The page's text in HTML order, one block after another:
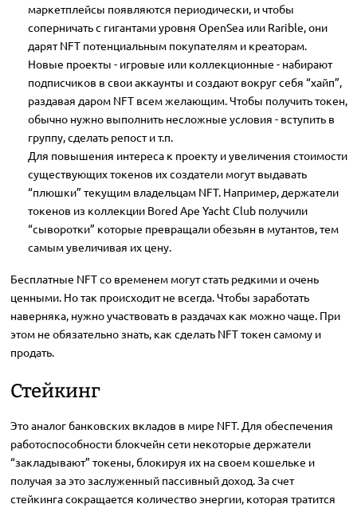
маркетплейсы появляются периодически, и чтобы
соперничать с гигантами уровня OpenSea или Rarible, они
дарят NFT потенциальным покупателям и креаторам.
Новые проекты - игровые или коллекционные - набирают
подписчиков в свои аккаунты и создают вокруг себя “хайп”,
раздавая даром NFT всем желающим. Чтобы получить токен,
обычно нужно выполнить несложные условия - вступить в
группу, сделать репост и т.п.
Для повышения интереса к проекту и увеличения стоимости
существующих токенов их создатели могут выдавать
“плюшки” текущим владельцам NFT. Например, держатели
токенов из коллекции Bored Ape Yacht Club получили
“сыворотки” которые превращали обезьян в мутантов, тем
самым увеличивая их цену.
Бесплатные NFT со временем могут стать редкими и очень
ценными. Но так происходит не всегда. Чтобы заработать
наверняка, нужно участвовать в раздачах как можно чаще. При
этом не обязательно знать, как сделать NFT токен самому и
продать.
Стейкинг
Это аналог банковских вкладов в мире NFT. Для обеспечения
работоспособности блокчейн сети некоторые держатели
“закладывают” токены, блокируя их на своем кошельке и
получая за это заслуженный пассивный доход. За счет
стейкинга сокращается количество энергии, которая тратится